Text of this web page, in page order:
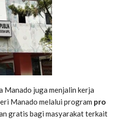
Manado juga menjalin kerja
Manado melalui program pro
gratis bagi masyarakat terkait